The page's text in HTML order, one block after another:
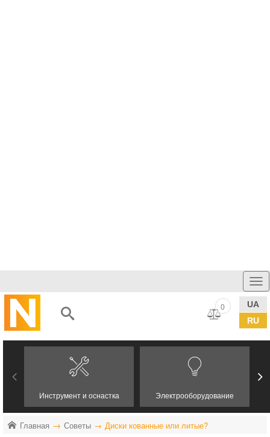
UA
RU
0
Инструмент и оснастка Электрооборудование
Главная Советы Диски кованные или литые?